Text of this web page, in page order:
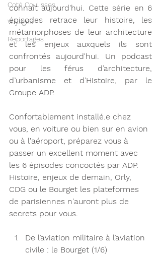
Coté Coulisses
Voyages
Reportages
connaît aujourd'hui. Cette série en 6
épisodes retrace leur histoire, les
métamorphoses de leur architecture
et les enjeux auxquels ils sont
confrontés aujourd'hui. Un podcast
pour les férus d’architecture,
d’urbanisme et d’Histoire, par le
Groupe ADP.
Confortablement installé.e chez
vous, en voiture ou bien sur en avion
ou à l'aéroport, préparez vous à
passer un excellent moment avec
les 6 épisodes concoctés par ADP.
Histoire, enjeux de demain, Orly,
CDG ou le Bourget les plateformes
de parisiennes n'auront plus de
secrets pour vous.
De l’aviation militaire à l’aviation
civile : le Bourget (1/6)